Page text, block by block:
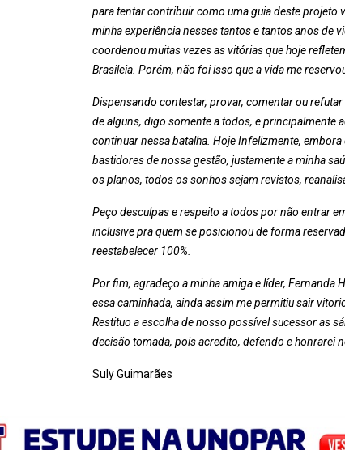
para tentar contribuir como uma guia deste
minha experiência nesses tantos e tantos anos de
coordenou muitas vezes as vitórias que hoje
Brasileia. Porém, não foi isso que a vida me
Dispensando contestar, provar, comentar ou
de alguns, digo somente a todos, e principalmente
continuar nessa batalha. Hoje Infelizmente,
bastidores de nossa gestão, justamente a minha
os planos, todos os sonhos sejam revistos,
Peço desculpas e respeito a todos por não entrar
inclusive pra quem se posicionou de forma
reestabelecer 100%.
Por fim, agradeço a minha amiga e líder, Fernanda
essa caminhada, ainda assim me permitiu sair
Restituo a escolha de nosso possível sucessor as
decisão tomada, pois acredito, defendo e honrarei
Suly Guimarães